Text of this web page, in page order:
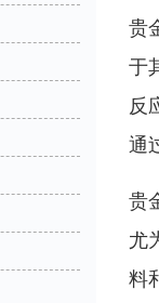
贵
于
反
通
贵
尤
料